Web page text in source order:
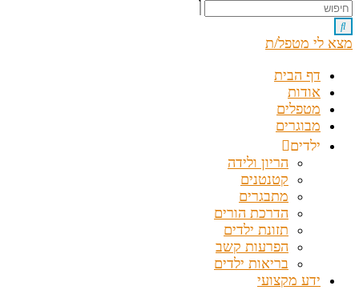
מצא לי מטפל/ת
דף הבית
אודות
מטפלים
מבוגרים
ילדים
הריון ולידה
קטנטנים
מתבגרים
הדרכת הורים
תזונת ילדים
הפרעות קשב
בריאות ילדים
ידע מקצועי